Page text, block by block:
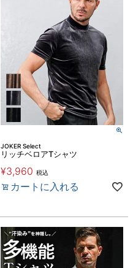
JOKER Select
リッチベロアTシャツ
¥3,960 税込
カートに入れる